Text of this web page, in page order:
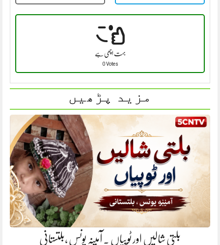
بہت اچھی ہے
0 Votes
مزید پڑھیں
بلتی شالیں اور ٹوپیاں . آمینہ یونس ،بلتستانی